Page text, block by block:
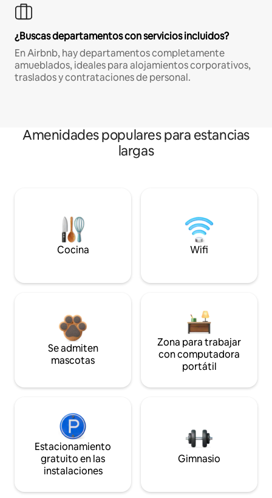
¿Buscas departamentos con servicios incluidos?
En Airbnb, hay departamentos completamente
amueblados, ideales para alojamientos corporativos,
traslados y contrataciones de personal.
Amenidades populares para estancias
largas
Cocina Wifi
Se admiten
mascotas
Zona para trabajar
con computadora
portátil
Estacionamiento
gratuito en las
instalaciones
Gimnasio